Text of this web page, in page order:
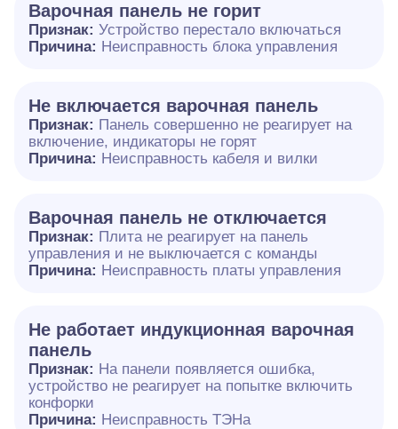
Варочная панель не горит
Признак: Устройство перестало включаться
Причина: Неисправность блока управления
Не включается варочная панель
Признак: Панель совершенно не реагирует на
включение, индикаторы не горят
Причина: Неисправность кабеля и вилки
Варочная панель не отключается
Признак: Плита не реагирует на панель
управления и не выключается с команды
Причина: Неисправность платы управления
Не работает индукционная варочная
панель
Признак: На панели появляется ошибка,
устройство не реагирует на попытке включить
конфорки
Причина: Неисправность ТЭНа